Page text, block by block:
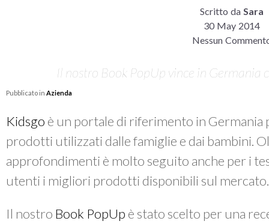
Scritto da Sara
30 May 2014
Nessun
Il nostro Book PopUp vince in Germania
Pubblicato in Azienda
Kidsgo è un portale di riferimento in
prodotti utilizzati dalle famiglie e dai bambini.
approfondimenti è molto seguito anche per i
utenti i migliori prodotti disponibili sul mercato.
Il nostro Book PopUp è stato scelto per una